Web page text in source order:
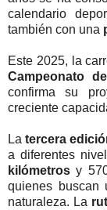
calendario
también con una
Este 2025, la
Campeonato
confirma su
creciente
La tercera
a diferentes
kilómetros y
quienes buscan
naturaleza. La